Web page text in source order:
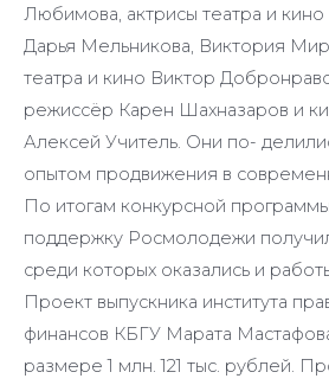
Любимова, актрисы театра и
Дарья Мельникова, Виктория
театра и кино Виктор
режиссёр Карен Шахназаров и
Алексей Учитель. Они по-
опытом продвижения в
По итогам конкурсной
поддержку Росмолодежи
среди которых оказались и
Проект выпускника института
финансов КБГУ Марата
размере 1 млн. 121 тыс. рублей.